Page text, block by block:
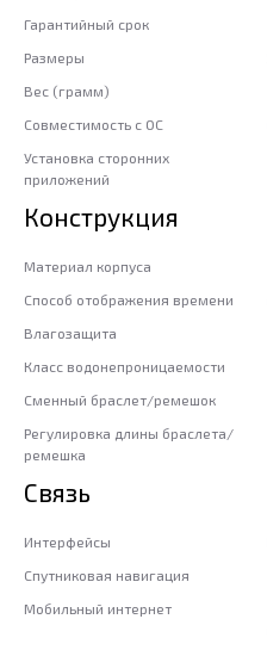
Гарантийный срок
Размеры
Вес (грамм)
Совместимость с ОС
Установка сторонних
приложений
Конструкция
Материал корпуса
Способ отображения времени
Влагозащита
Класс водонепроницаемости
Сменный браслет/ремешок
Регулировка длины браслета/
ремешка
Связь
Интерфейсы
Спутниковая навигация
Мобильный интернет